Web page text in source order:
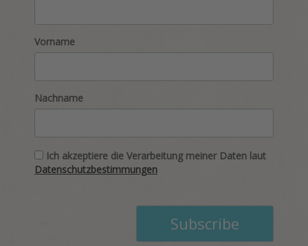
Vorname
Nachname
Ich akzeptiere die Verarbeitung meiner Daten laut
Datenschutzbestimmungen